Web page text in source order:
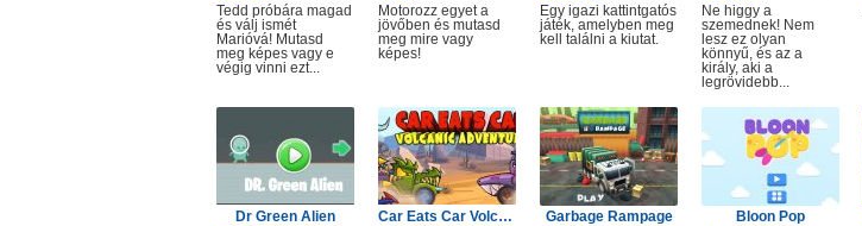
Tedd próbára magad
és válj ismét
Marióvá! Mutasd
meg képes vagy e
végig vinni ezt...
Motorozz egyet a
jövőben és mutasd
meg mire vagy
képes!
Egy igazi kattintgatós
játék, amelyben meg
kell találni a kiutat.
Ne higgy a
szemednek! Nem
lesz ez olyan
könnyű, és az a
király, aki a
legrövidebb...
Dr Green Alien Car Eats Car Volcanic Adventure Garbage Rampage Bloon Pop